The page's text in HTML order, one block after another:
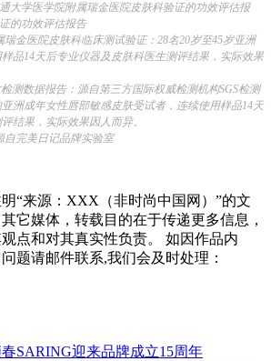
大学医学院附属瑞金医院皮肤科验证的功效评估报
的功效评估报告
金医院皮肤科临床测试验证：28名20岁至45岁亚洲
品14天后专业仪器及皮肤科医生测评结果，实际效果
测数据报告：源自第三方国际权威检测机构SGS检测
洲成年女性唇部敏感皮肤受试者，连续使用样品14天
结果，实际效果因人而异。
自完美日记品牌实验室
“来源：XXX（非时尚中国网）”的文
它媒体，转载目的在于传递更多信息，
点和对其真实性负责。 如因作品内
题请邮件联系,我们会及时处理：
SARING迎来品牌成立15周年